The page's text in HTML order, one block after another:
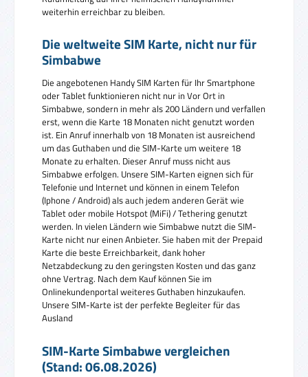
weiterhin erreichbar zu bleiben.
Die weltweite SIM Karte, nicht nur für
Simbabwe
Die angebotenen Handy SIM Karten für Ihr Smartphone
oder Tablet funktionieren nicht nur in Vor Ort in
Simbabwe, sondern in mehr als 200 Ländern und verfallen
erst, wenn die Karte 18 Monaten nicht genutzt worden
ist. Ein Anruf innerhalb von 18 Monaten ist ausreichend
um das Guthaben und die SIM-Karte um weitere 18
Monate zu erhalten. Dieser Anruf muss nicht aus
Simbabwe erfolgen. Unsere SIM-Karten eignen sich für
Telefonie und Internet und können in einem Telefon
(Iphone / Android) als auch jedem anderen Gerät wie
Tablet oder mobile Hotspot (MiFi) / Tethering genutzt
werden. In vielen Ländern wie Simbabwe nutzt die SIM-
Karte nicht nur einen Anbieter. Sie haben mit der Prepaid
Karte die beste Erreichbarkeit, dank hoher
Netzabdeckung zu den geringsten Kosten und das ganz
ohne Vertrag. Nach dem Kauf können Sie im
Onlinekundenportal weiteres Guthaben hinzukaufen.
Unsere SIM-Karte ist der perfekte Begleiter für das
Ausland
SIM-Karte Simbabwe vergleichen
(Stand: 06.08.2026)